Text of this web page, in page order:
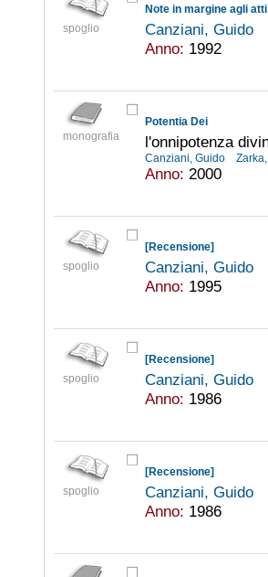
spoglio
Note in margine agli
Canziani, Guido
Anno: 1992
monografia
Potentia Dei
l'onnipotenza
Canziani, Guido
Anno: 2000
spoglio
[Recensione]
Canziani, Guido
Anno: 1995
spoglio
[Recensione]
Canziani, Guido
Anno: 1986
spoglio
[Recensione]
Canziani, Guido
Anno: 1986